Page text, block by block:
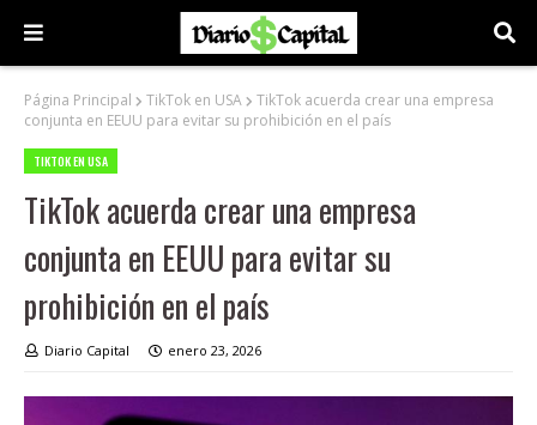
Página Principal TikTok en USA
TikTok acuerda crear una empresa
conjunta en EEUU para evitar su prohibición en el país
TIKTOK EN USA
TikTok acuerda crear una empresa
conjunta en EEUU para evitar su
prohibición en el país
Diario Capital enero 23, 2026